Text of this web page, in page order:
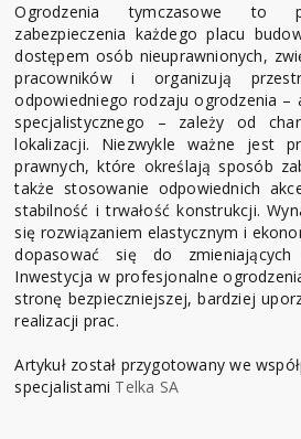
Ogrodzenia tymczasowe to
zabezpieczenia każdego placu
dostępem osób nieuprawnionych,
pracowników i organizują
odpowiedniego rodzaju ogrodzenia –
specjalistycznego – zależy od
lokalizacji. Niezwykle ważne jest
prawnych, które określają sposób
także stosowanie odpowiednich
stabilność i trwałość konstrukcji.
się rozwiązaniem elastycznym i
dopasować się do
Inwestycja w profesjonalne
stronę bezpieczniejszej, bardziej
realizacji prac.
Artykuł został przygotowany we
specjalistami Telka SA